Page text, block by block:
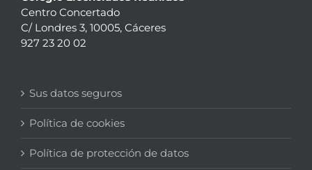
Centro Concertado
C/ Londres 3, 10005, Cáceres
927 23 20 02
Sus datos seguros
Política de cookies
Política de protección de datos